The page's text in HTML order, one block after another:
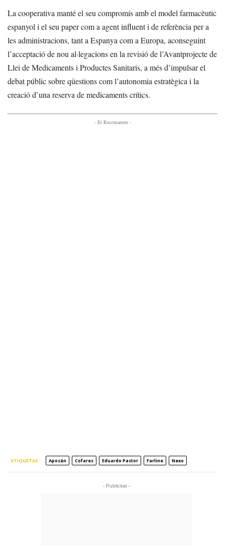
La cooperativa manté el seu compromís amb el model farmacèutic
espanyol i el seu paper com a agent influent i de referència per a
les administracions, tant a Espanya com a Europa, aconseguint
l’acceptació de nou al·legacions en la revisió de l’Avantprojecte de
Llei de Medicaments i Productes Sanitaris, a més d’impulsar el
debat públic sobre qüestions com l’autonomia estratègica i la
creació d’una reserva de medicaments crítics.
- Et Recomanem -
ETIQUETAS Aposán Cofares Eduardo Pastor Farline Nexo
- Publicitat -